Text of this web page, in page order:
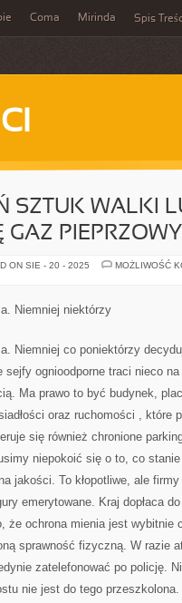
Coma Mirinda Spis
SZTUK WALKI
GAZ
ON SIE - 20 - 2025
MOŻLIWOŚĆ
Niemniej niektórzy
Niemniej co poniektórzy
ognioodporne traci nieco
Ma prawo to być budynek,
oraz ruchomości , które
się również chronione
niepokoić się o to, co
jakości. To kłopotliwe, ale
emerytowane. Kraj dopłaca
że ochrona mienia jest wybitnie
sprawność fizyczną. W razie
zatelefonować po policję.
nie jest do tego